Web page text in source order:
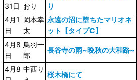
31日 おり
り
4月1
日
岡本幸
太
永遠の沼に堕ちたマリオネ
ット【タイプC】
4月8
日
鳥羽一
郎
長谷寺の雨~晩秋の大和路~
4月8 中西り
桜木橋にて